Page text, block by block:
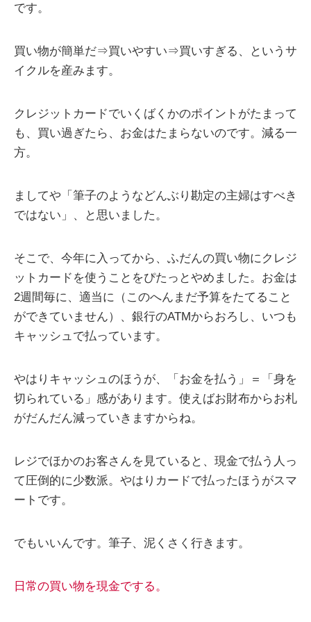
です。
買い物が簡単だ⇒買いやすい⇒買いすぎる、というサ
イクルを産みます。
クレジットカードでいくばくかのポイントがたまって
も、買い過ぎたら、お金はたまらないのです。減る一
方。
ましてや「筆子のようなどんぶり勘定の主婦はすべき
ではない」、と思いました。
そこで、今年に入ってから、ふだんの買い物にクレジ
ットカードを使うことをぴたっとやめました。お金は
2週間毎に、適当に（このへんまだ予算をたてること
ができていません）、銀行のATMからおろし、いつも
キャッシュで払っています。
やはりキャッシュのほうが、「お金を払う」＝「身を
切られている」感があります。使えばお財布からお札
がだんだん減っていきますからね。
レジでほかのお客さんを見ていると、現金で払う人っ
て圧倒的に少数派。やはりカードで払ったほうがスマ
ートです。
でもいいんです。筆子、泥くさく行きます。
日常の買い物を現金でする。